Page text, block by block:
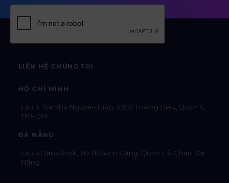
LIÊN HỆ CHÚNG TÔI
HỒ CHÍ MINH
Lầu 4 Tòa nhà Nguyên Giáp, 42/37 Hoàng Diệu, Quận 4,
TP.HCM
ĐÀ NẴNG
Lầu 6 DanaBook, 76-78 Bạch Đằng, Quận Hải Châu, Đà
Nẵng